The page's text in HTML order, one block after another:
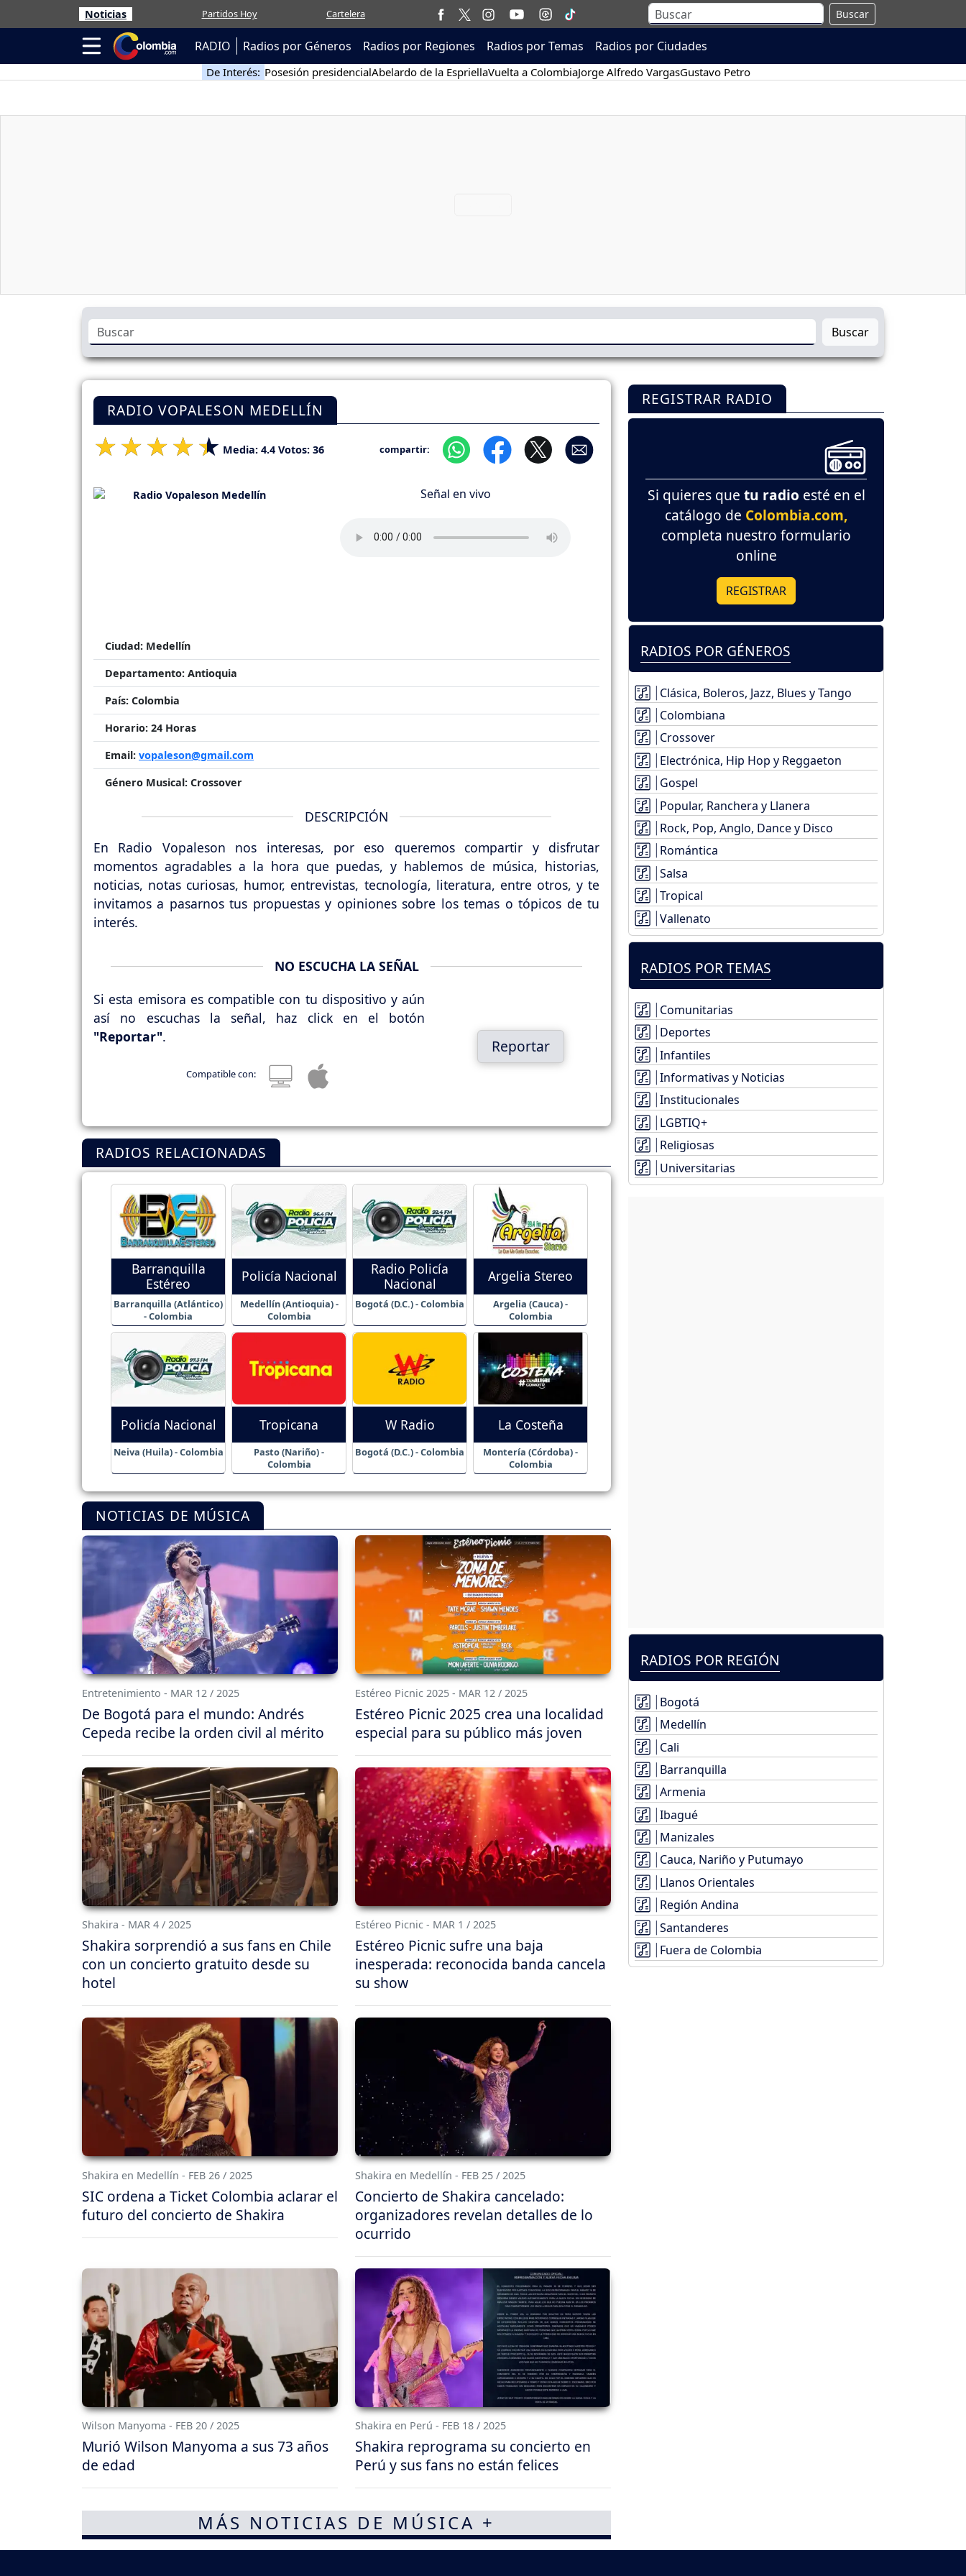
Noticias Partidos Hoy Cartelera Buscar
RADIO Radios por Géneros Radios por Regiones Radios por Temas Radios por Ciudades
De Interés: Posesión presidencialAbelardo de la EspriellaVuelta a ColombiaJorge Alfredo VargasGustavo Petro
Buscar
RADIO VOPALESON MEDELLÍN
Media: 4.4 Votos: 36 compartir:
Señal en vivo
Ciudad: Medellín
Departamento: Antioquia
País: Colombia
Horario: 24 Horas
Email: vopaleson@gmail.com
Género Musical: Crossover
DESCRIPCIÓN
En Radio Vopaleson nos interesas, por eso queremos compartir y disfrutar
momentos agradables a la hora que puedas, y hablemos de música, historias,
noticias, notas curiosas, humor, entrevistas, tecnología, literatura, entre otros, y te
invitamos a pasarnos tus propuestas y opiniones sobre los temas o tópicos de tu
interés.
NO ESCUCHA LA SEÑAL
Si esta emisora es compatible con tu dispositivo y aún
así no escuchas la señal, haz click en el botón
"Reportar".
Compatible con:
Reportar
RADIOS RELACIONADAS
Barranquilla
Estéreo
Barranquilla (Atlántico)
- Colombia
Policía Nacional
Medellín (Antioquia) -
Colombia
Radio Policía
Nacional
Bogotá (D.C.) - Colombia
Argelia Stereo
Argelia (Cauca) -
Colombia
Policía Nacional
Neiva (Huila) - Colombia
Tropicana
Pasto (Nariño) -
Colombia
W Radio
Bogotá (D.C.) - Colombia
La Costeña
Montería (Córdoba) -
Colombia
NOTICIAS DE MÚSICA
Entretenimiento - MAR 12 / 2025
De Bogotá para el mundo: Andrés
Cepeda recibe la orden civil al mérito
Estéreo Picnic 2025 - MAR 12 / 2025
Estéreo Picnic 2025 crea una localidad
especial para su público más joven
Shakira - MAR 4 / 2025
Shakira sorprendió a sus fans en Chile
con un concierto gratuito desde su
hotel
Estéreo Picnic - MAR 1 / 2025
Estéreo Picnic sufre una baja
inesperada: reconocida banda cancela
su show
Shakira en Medellín - FEB 26 / 2025
SIC ordena a Ticket Colombia aclarar el
futuro del concierto de Shakira
Shakira en Medellín - FEB 25 / 2025
Concierto de Shakira cancelado:
organizadores revelan detalles de lo
ocurrido
Wilson Manyoma - FEB 20 / 2025
Murió Wilson Manyoma a sus 73 años
de edad
Shakira en Perú - FEB 18 / 2025
Shakira reprograma su concierto en
Perú y sus fans no están felices
MÁS NOTICIAS DE MÚSICA +
REGISTRAR RADIO
Si quieres que tu radio esté en el
catálogo de Colombia.com,
completa nuestro formulario
online
REGISTRAR
RADIOS POR GÉNEROS
Clásica, Boleros, Jazz, Blues y Tango
Colombiana
Crossover
Electrónica, Hip Hop y Reggaeton
Gospel
Popular, Ranchera y Llanera
Rock, Pop, Anglo, Dance y Disco
Romántica
Salsa
Tropical
Vallenato
RADIOS POR TEMAS
Comunitarias
Deportes
Infantiles
Informativas y Noticias
Institucionales
LGBTIQ+
Religiosas
Universitarias
RADIOS POR REGIÓN
Bogotá
Medellín
Cali
Barranquilla
Armenia
Ibagué
Manizales
Cauca, Nariño y Putumayo
Llanos Orientales
Región Andina
Santanderes
Fuera de Colombia